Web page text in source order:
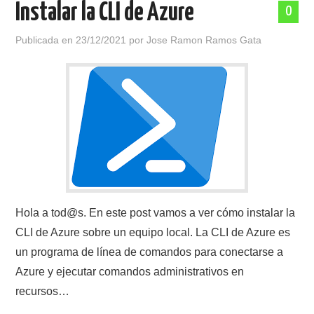
0
Instalar la CLI de Azure
Publicada en 23/12/2021 porJose Ramon Ramos Gata
Hola a tod@s. En este post vamos a ver cómo instalar la
CLI de Azure sobre un equipo local. La CLI de Azure es
un programa de línea de comandos para conectarse a
Azure y ejecutar comandos administrativos en
recursos…